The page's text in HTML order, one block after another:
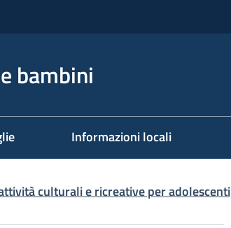
bambini
Informazioni locali
culturali e ricreative per adolescenti